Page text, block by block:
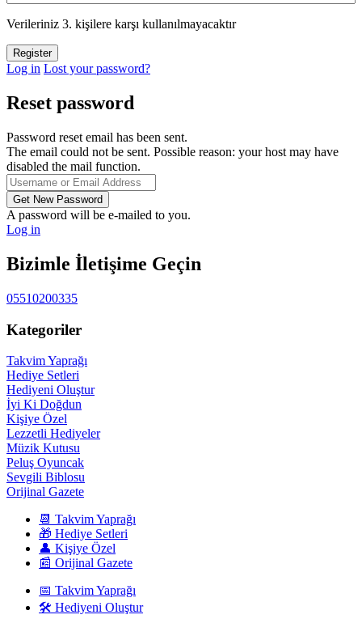
Verileriniz 3. kişilere karşı kullanılmayacaktır
Log in Lost your password?
Reset password
Password reset email has been sent.
The email could not be sent. Possible reason: your host may have
disabled the mail function.
A password will be e-mailed to you.
Log in
Bizimle İletişime Geçin
05510200335
Kategoriler
Takvim Yaprağı
Hediye Setleri
Hediyeni Oluştur
İyi Ki Doğdun
Kişiye Özel
Lezzetli Hediyeler
Müzik Kutusu
Peluş Oyuncak
Sevgili Biblosu
Orijinal Gazete
📆 Takvim Yaprağı
🎁 Hediye Setleri
👤 Kişiye Özel
📰 Orijinal Gazete
📅 Takvim Yaprağı
🛠️ Hediyeni Oluştur